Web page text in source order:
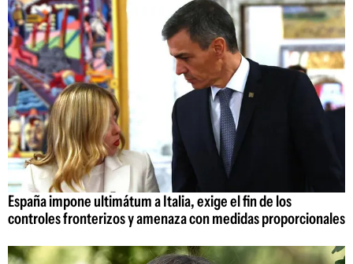
España impone ultimátum a Italia, exige el fin de los
controles fronterizos y amenaza con medidas proporcionales